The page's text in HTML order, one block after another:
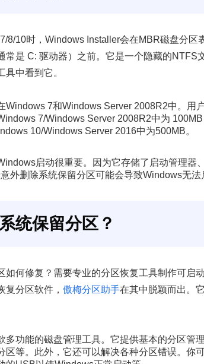
8/10时，Windows Installer会在MBR磁盘分区
常是 C: 驱动器）之前。它是一个隐藏的NTFS
具中看到它。
Windows 7和Windows Server 2008R2中。用
7/Windows Server 2008R2中为
10/Windows Server 2016中为500MB。
启动很重要。因为它存储了启动管理器
外删除系统保留分区可能会导致Windows无法
统保留分区？
如何修复？需要专业的分区恢复工具制作可启
复分区软件， 傲梅分区助手在其中脱颖而出。
多功能的磁盘管理工具。它提供基本的分区管
区等。此外，它还可以解决各种分区错误。你